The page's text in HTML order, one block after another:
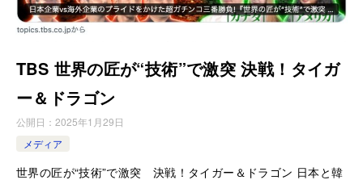
TBS 世界の匠が“技術”で激突 決戦！タイガ
ー＆ドラゴン
公開日： 2025年1月29日
メディア
世界の匠が“技術”で激突 決戦！タイガー＆ドラゴン 日本と韓